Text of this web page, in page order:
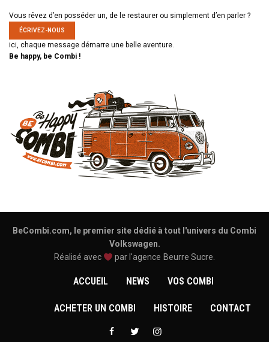
Vous rêvez d’en posséder un, de le restaurer ou simplement d’en parler ?
ÉCRIVEZ-NOUS
ici, chaque message démarre une belle aventure.
Be happy, be Combi !
BeCombi.com, le premier site dédié à tout l'univers du Combi
Volkswagen.
Réalisé avec
par l'agence Beurre Sucre.
ACCUEIL NEWS VOS COMBI
ACHETER UN COMBI HISTOIRE CONTACT